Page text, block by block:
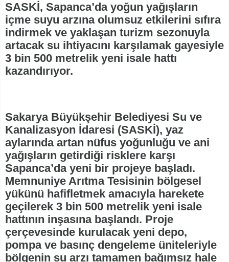
SASKİ, Sapanca’da yoğun yağışların
içme suyu arzına olumsuz etkilerini sıfıra
indirmek ve yaklaşan turizm sezonuyla
artacak su ihtiyacını karşılamak gayesiyle
3 bin 500 metrelik yeni isale hattı
kazandırıyor.
Sakarya Büyükşehir Belediyesi Su ve
Kanalizasyon İdaresi (SASKİ), yaz
aylarında artan nüfus yoğunluğu ve ani
yağışların getirdiği risklere karşı
Sapanca’da yeni bir projeye başladı.
Memnuniye Arıtma Tesisinin bölgesel
yükünü hafifletmek amacıyla harekete
geçilerek 3 bin 500 metrelik yeni isale
hattının inşasına başlandı. Proje
çerçevesinde kurulacak yeni depo,
pompa ve basınç dengeleme üniteleriyle
bölgenin su arzı tamamen bağımsız hale